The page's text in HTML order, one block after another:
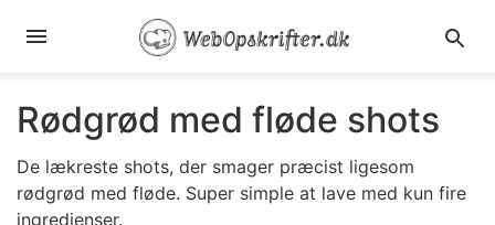
Rødgrød med fløde shots
De lækreste shots, der smager præcist ligesom
rødgrød med fløde. Super simple at lave med kun fire
ingredienser.